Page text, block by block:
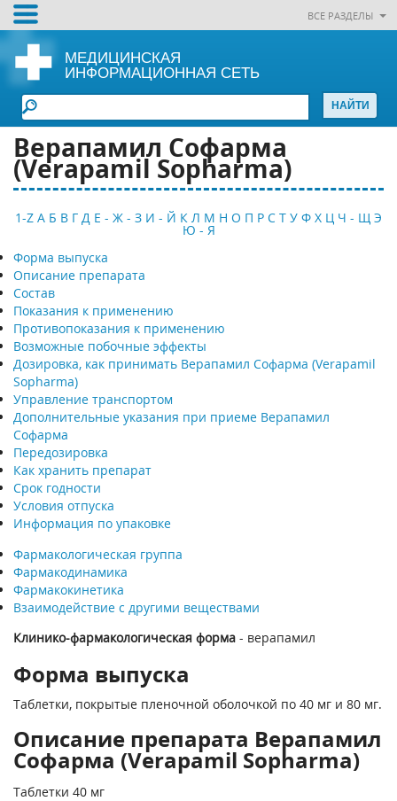
ВСЕ РАЗДЕЛЫ
МЕДИЦИНСКАЯ
ИНФОРМАЦИОННАЯ СЕТЬ
Верапамил Софарма
(Verapamil Sopharma)
1-Z А Б В Г Д Е - Ж - З И - Й К Л М Н О П Р С Т У Ф Х Ц Ч - Щ Э
Ю - Я
Форма выпуска
Описание препарата
Состав
Показания к применению
Противопоказания к применению
Возможные побочные эффекты
Дозировка, как принимать Верапамил Софарма (Verapamil
Sopharma)
Управление транспортом
Дополнительные указания при приеме Верапамил
Софарма
Передозировка
Как хранить препарат
Срок годности
Условия отпуска
Информация по упаковке
Фармакологическая группа
Фармакодинамика
Фармакокинетика
Взаимодействие с другими веществами
Клинико-фармакологическая форма - верапамил
Форма выпуска
Таблетки, покрытые пленочной оболочкой по 40 мг и 80 мг.
Описание препарата Верапамил
Софарма (Verapamil Sopharma)
Таблетки 40 мг